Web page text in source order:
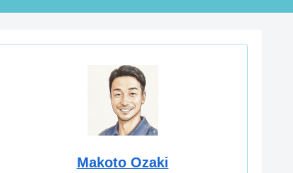
Makoto Ozaki